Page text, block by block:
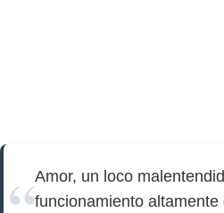
Amor, un loco
funcionamiento altamente